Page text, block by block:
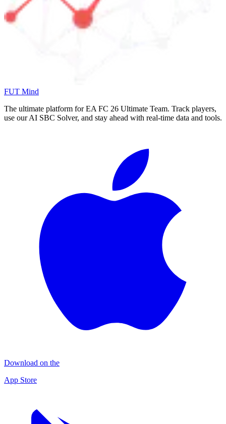
FUT Mind
The ultimate platform for EA FC 26 Ultimate Team. Track players,
use our AI SBC Solver, and stay ahead with real-time data and tools.
Download on the
App Store